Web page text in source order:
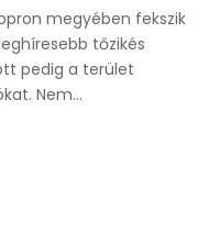
megyében fekszik
tőzikés
pedig a terület
Nem...